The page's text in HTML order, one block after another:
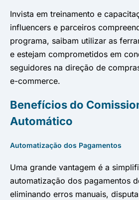
Invista em treinamento e
influencers e parceiros
programa, saibam utilizar as
e estejam comprometidos em
seguidores na direção de
e-commerce.
Benefícios do
Automático
Automatização dos Pagamentos
Uma grande vantagem é a
automatização dos pagamentos
eliminando erros manuais,